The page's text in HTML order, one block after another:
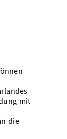
mit
die